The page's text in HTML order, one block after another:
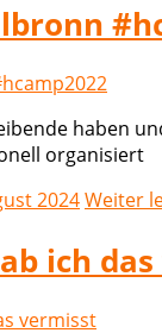
haben
organisiert
2024Weiter
ich